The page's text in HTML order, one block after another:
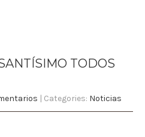
TODOS
| Categories: Noticias